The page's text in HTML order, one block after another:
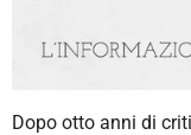
Dopo otto anni di